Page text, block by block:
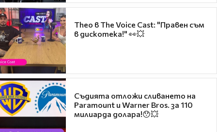
Theo в The Voice Cast: "Правен съм
в дискотека!" 👀💥
Съдията отложи сливането на
Paramount и Warner Bros. за 110
милиарда долара!😯💥